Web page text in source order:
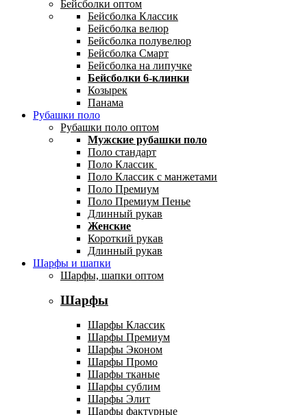
Бейсболки оптом
Бейсболка Классик
Бейсболка велюр
Бейсболка полувелюр
Бейсболка Смарт
Бейсболка на липучке
Бейсболки 6-клинки
Козырек
Панама
Рубашки поло
Рубашки поло оптом
Мужские рубашки поло
Поло стандарт
Поло Классик
Поло Классик с манжетами
Поло Премиум
Поло Премиум Пенье
Длинный рукав
Женские
Короткий рукав
Длинный рукав
Шарфы и шапки
Шарфы, шапки оптом
Шарфы
Шарфы Классик
Шарфы Премиум
Шарфы Эконом
Шарфы Промо
Шарфы тканые
Шарфы сублим
Шарфы Элит
Шарфы фактурные